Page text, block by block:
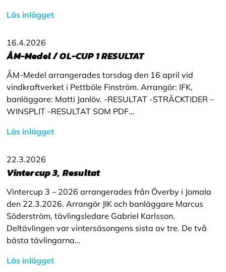
Läs inlägget
16.4.2026
ÅM-Medel / OL-CUP 1 RESULTAT
ÅM-Medel arrangerades torsdag den 16 april vid
vindkraftverket i Pettböle Finström. Arrangör: IFK,
banläggare: Matti Janlöv. -RESULTAT -STRÄCKTIDER –
WINSPLIT -RESULTAT SOM PDF…
Läs inlägget
22.3.2026
Vintercup 3, Resultat
Vintercup 3 – 2026 arrangerades från Överby i Jomala
den 22.3.2026. Arrangör JIK och banläggare Marcus
Söderström, tävlingsledare Gabriel Karlsson.
Deltävlingen var vintersäsongens sista av tre. De två
bästa tävlingarna…
Läs inlägget